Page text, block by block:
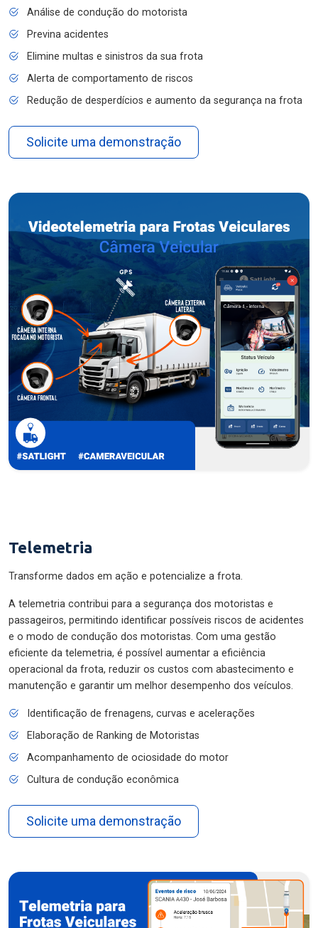
Análise de condução do motorista
Previna acidentes
Elimine multas e sinistros da sua frota
Alerta de comportamento de riscos
Redução de desperdícios e aumento da segurança na frota
Solicite uma demonstração
Telemetria
Transforme dados em ação e potencialize a frota.
A telemetria contribui para a segurança dos motoristas e
passageiros, permitindo identificar possíveis riscos de acidentes
e o modo de condução dos motoristas. Com uma gestão
eficiente da telemetria, é possível aumentar a eficiência
operacional da frota, reduzir os custos com abastecimento e
manutenção e garantir um melhor desempenho dos veículos.
Identificação de frenagens, curvas e acelerações
Elaboração de Ranking de Motoristas
Acompanhamento de ociosidade do motor
Cultura de condução econômica
Solicite uma demonstração